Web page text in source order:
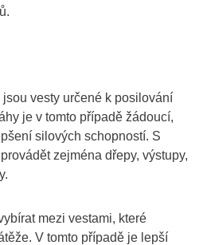
vesty určené k posilování
je v tomto případě žádoucí,
silových schopností. S
zejména dřepy, výstupy,
mezi vestami, které
V tomto případě je lepší